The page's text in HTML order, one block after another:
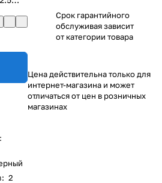
:
: 2
Срок гарантийного
обслуживая зависит
от категории товара
Цена действительна только для
интернет-магазина и может
отличаться от цен в розничных
магазинах